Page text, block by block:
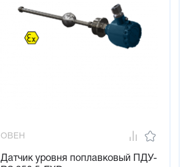
ОВЕН
Датчик уровня поплавковый ПДУ-